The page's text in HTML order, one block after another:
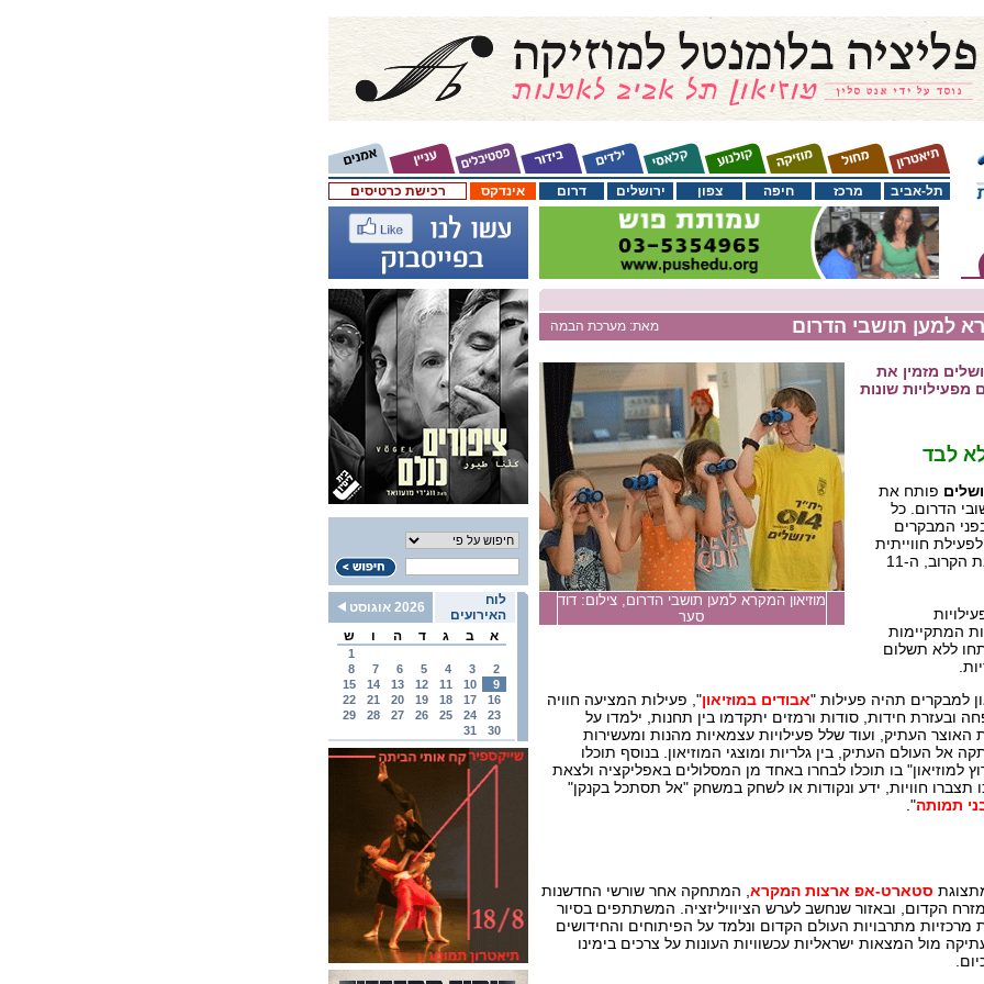
רכישת כרטיסים אינדקס דרום ירושלים צפון חיפה מרכז תל-אביב
לוח
האירועים
2026 אוגוסט
א
ב ג ד ה ו ש
1
2
3
4
5
6
7
8
9
10
11
12
13
14
15
16
17
18
19
20
21
22
23
24
25
26
27
28
29
30
31
מאת: מערכת הבמה למען תושבי הדרום
מוזיאון המקרא למען תושבי הדרום, צילום: דוד
סער
מזמין את
מפעילויות שונות
לבד
פותח את
הדרום. כל
המבקרים
חווייתית
מיוחדת במתנה עד ליום שבת הקרוב, ה-11
המתקיימות
ללא תשלום
למבקרים תהיה פעילות "אבודים במוזיאון", פעילות המציעה חוויה
ובעזרת חידות, סודות ורמזים יתקדמו בין תחנות, ילמדו על
האוצר העתיק, ועוד שלל פעילויות עצמאיות מהנות ומעשירות
אל העולם העתיק, בין גלריות ומוצגי המוזיאון. בנוסף תוכלו
למוזיאון" בו תוכלו לבחרו באחד מן המסלולים באפליקציה ולצאת
חוויות, ידע ונקודות או לשחק במשחק "אל תסתכל בקנקן"
תמותה".
סטארט-אפ ארצות המקרא , המתחקה אחר שורשי החדשנות
הקדום, ובאזור שנחשב לערש הציוויליזציה. המשתתפים בסיור
מרכזיות מתרבויות העולם הקדום ונלמד על הפיתוחים והחידושים
מול המצאות ישראליות עכשוויות העונות על צרכים בימינו